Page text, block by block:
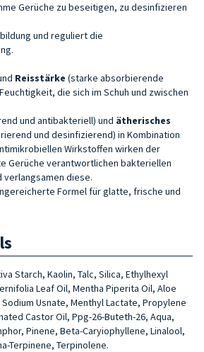
Gerüche zu beseitigen, zu desinfizieren
und reguliert die
Reisstärke (starke absorbierende
die sich im Schuh und zwischen
und antibakteriell) und ätherisches
und desinfizierend) in Kombination
Wirkstoffen wirken der
Gerüche verantwortlichen bakteriellen
diese.
Formel für glatte, frische und
Starch, Kaolin, Talc, Silica, Ethylhexyl
Leaf Oil, Mentha Piperita Oil, Aloe
Usnate, Menthyl Lactate, Propylene
Castor Oil, Ppg-26-Buteth-26, Aqua,
Pinene, Beta-Caryiophyllene, Lina­lool,
Terpinene, Terpinolene.